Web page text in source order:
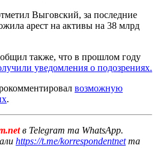
Выговский, за последние
арест на активы на 38 млрд
также, что в прошлом году
уведомления о подозрениях.
возможную
.
в Telegram та WhatsApp.
https://t.me/korrespondentnetта